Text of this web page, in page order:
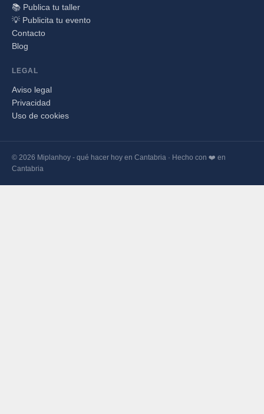
📚 Publica tu taller
💡 Publicita tu evento
Contacto
Blog
LEGAL
Aviso legal
Privacidad
Uso de cookies
© 2026 Miplanhoy - qué hacer hoy en Cantabria · Hecho con ❤️ en
Cantabria